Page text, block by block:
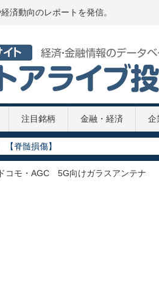
済動向のレポートを発信。
注目銘柄 金融・経済 企
【GDP】各国のGDP推移 2020年
【政策金利推移】2020年
【新型コロナ】第2次補正予算案
コモ・AGC 5G向けガラスアンテナ